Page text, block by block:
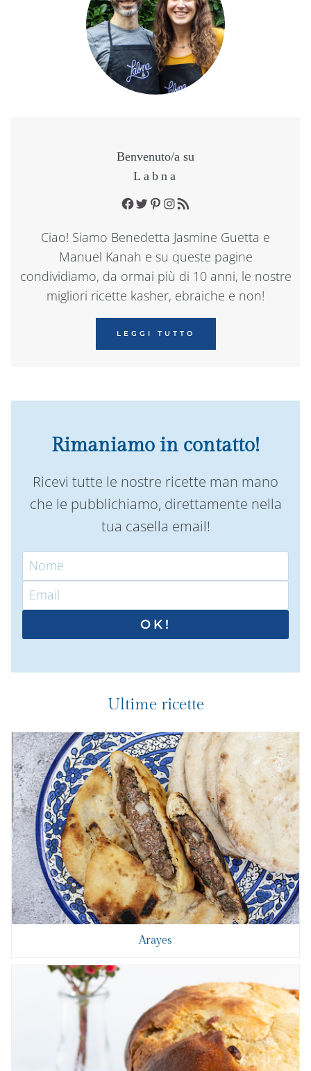
Benvenuto/a su
Labna
Facebook
TwitterPinterest
Instagram
RSS Feed
Ciao! Siamo Benedetta Jasmine Guetta e
Manuel Kanah e su queste pagine
condividiamo, da ormai più di 10 anni, le nostre
migliori ricette kasher, ebraiche e non!
LEGGI TUTTO
Rimaniamo in contatto!
Ricevi tutte le nostre ricette man mano
che le pubblichiamo, direttamente nella
tua casella email!
OK!
Ultime ricette
Arayes